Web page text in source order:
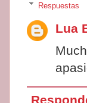
Respuestas
Lua